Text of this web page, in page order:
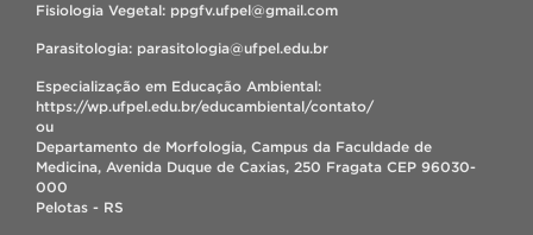
Fisiologia Vegetal: ppgfv.ufpel@gmail.com
Parasitologia: parasitologia@ufpel.edu.br
Especialização em Educação Ambiental:
https://wp.ufpel.edu.br/educambiental/contato/
ou
Departamento de Morfologia, Campus da Faculdade de
Medicina, Avenida Duque de Caxias, 250 Fragata CEP 96030-
000
Pelotas - RS